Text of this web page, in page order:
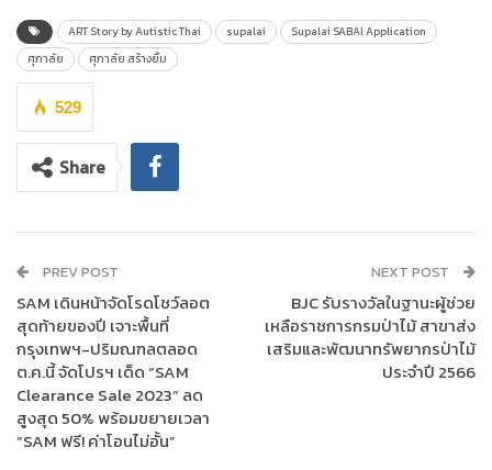
นายไตรเตชะ ตั้งมติธรรม กรรมการผู้จัดการ บริษัท ศุภาลัย จำกัด
(มหาชน)เปิดเผยว่า บริษัทฯ มีความมุ่งมั่นในการพัฒนาที่อยู่อาศัยที่มี
คุณภาพและสังคมที่น่าอยู่ให้กับครอบครัวศุภาลัย พร้อมเดินหน้าสาน
ต่อภารกิจความรับผิดชอบต่อสังคมมุ่งเน้นการช่วยเหลือ ส่งเสริม
พัฒนาเด็กและเยาวชนอย่างยั่งยืน เนื่องในโอกาสวันแห่งรอยยิ้ม
สากล ซึ่งตรงกับวันศุกร์แรกของเดือนตุลาคม บริษัทฯ จึงได้จัด
แคมเปญ“ศุภาลัย สร้างยิ้ม”
ART Story by Autistic Thai supalai
Supalai SABAI Application
ศุภาลัย
ศุภาลัย สร้างยิ้ม
529
Share
PREV POST
SAM เดินหน้าจัดโรดโชว์ลอต
สุดท้ายของปี เจาะพื้นที่
กรุงเทพฯ-ปริมณฑลตลอด
ต.ค.นี้ จัดโปรฯ เด็ด “SAM
Clearance Sale 2023” ลด
สูงสุด 50% พร้อมขยายเวลา
“SAM ฟรี! ค่าโอนไม่อั้น”
NEXT POST
BJC รับรางวัลในฐานะผู้ช่วย
เหลือราชการกรมป่าไม้ สาขาส่ง
เสริมและพัฒนาทรัพยากรป่าไม้
ประจำปี 2566